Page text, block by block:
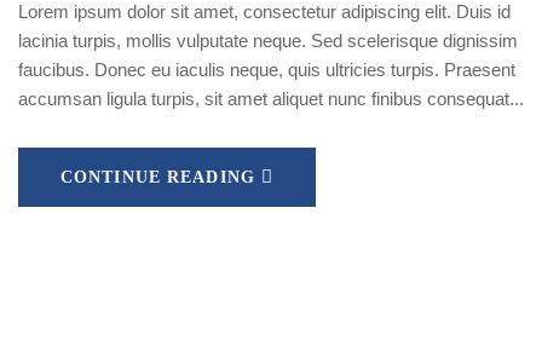
Lorem ipsum dolor sit amet, consectetur adipiscing elit. Duis id
lacinia turpis, mollis vulputate neque. Sed scelerisque dignissim
faucibus. Donec eu iaculis neque, quis ultricies turpis. Praesent
accumsan ligula turpis, sit amet aliquet nunc finibus consequat...
CONTINUE READING